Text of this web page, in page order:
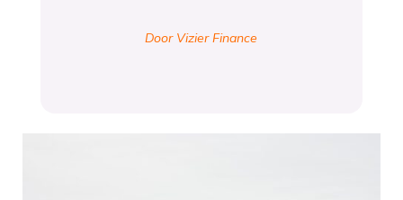
Door Vizier Finance